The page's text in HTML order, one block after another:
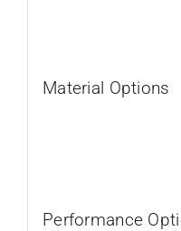
Material Options
Performance